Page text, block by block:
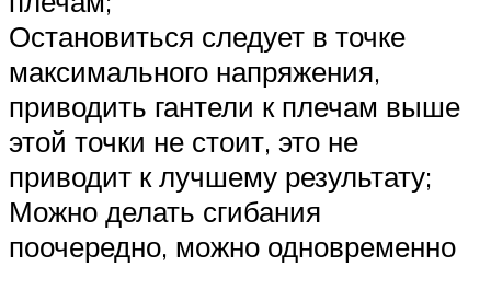
Остановиться следует в точке
максимального напряжения,
приводить гантели к плечам выше
этой точки не стоит, это не
приводит к лучшему результату;
Можно делать сгибания
поочередно, можно одновременно